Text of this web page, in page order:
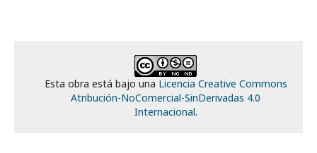
Esta obra está bajo una Licencia Creative Commons
Atribución-NoComercial-SinDerivadas 4.0
Internacional.